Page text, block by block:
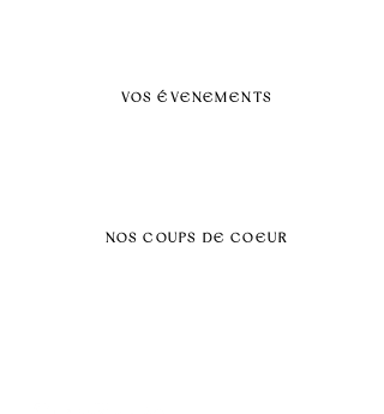
VOS ÉVENEMENTS
NOS COUPS DE COEUR